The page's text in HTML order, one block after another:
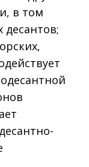
в том